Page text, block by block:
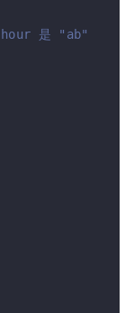
hour 是 "ab"